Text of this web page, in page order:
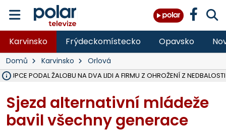
Karvinsko Frýdeckomístecko Opavsko
Domů Karvinsko Orlová
PODAL ŽALOBU NA DVA LIDI A FIRMU Z OHROŽENÍ Z NEDBALOSTI
Sjezd alternativní mládeže
bavil všechny generace